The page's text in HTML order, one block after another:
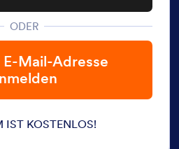
ODER
Mail-Adresse
IST KOSTENLOS!